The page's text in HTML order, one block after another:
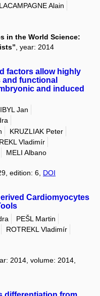
LACAMPAGNE Alain
in the World Science:
, year: 2014
factors allow highly
functional
and induced
Jan
KRUZLIAK Peter
Vladimír
MELI Albano
edition: 6, DOI
Cardiomyocytes
PEŠL Martin
ROTREKL Vladimír
2014, volume: 2014,